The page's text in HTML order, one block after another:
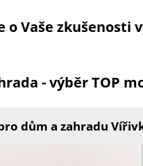
o Vaše zkušenosti
- výběr TOP
dům a zahradu